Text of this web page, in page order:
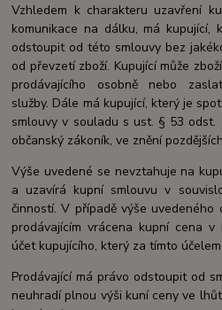
Vzhledem k charakteru uzavření
komunikace na dálku, má kupující,
odstoupit od této smlouvy bez
od převzetí zboží. Kupující může
prodávajícího osobně nebo
služby. Dále má kupující, který je
smlouvy v souladu s ust. § 53 odst.
občanský zákoník, ve znění
Výše uvedené se nevztahuje na
a uzavírá kupní smlouvu v
činností. V případě výše
prodávajícím vrácena kupní cena
účet kupujícího, který za tímto
Prodávající má právo odstoupit od
neuhradí plnou výši kuní ceny ve